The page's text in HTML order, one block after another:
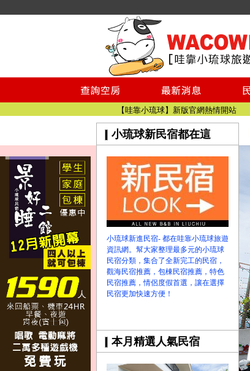
小琉球民宿空房
小琉球民宿
小琉球民宿推薦
【小琉球民宿特約】東港停車場!!看這邊
小琉球民宿 最完整的旅遊資訊都在這
【哇靠小琉球】新版官網熱情開站
【哇靠小琉球粉絲團】即時動態!!
小琉球民宿空房
小琉球民宿
小琉球民宿推薦
【小琉球民宿特約】東港停車場!!看這邊
小琉球民宿 最完整的旅遊資訊都在這
【哇靠小琉球】新版官網熱情開站
【哇靠小琉球粉絲團】即時動態!!
小琉球新民宿都在這
小琉球新進民宿- 都在哇靠小琉球旅遊
資訊網。幫大家整理最多元的小琉球
民宿分類，集合了全新完工的民宿，
觀海民宿推薦，包棟民宿推薦，特色
民宿推薦，情侶度假首選，讓在選擇
民宿更加快速方便！
本月精選人氣民宿